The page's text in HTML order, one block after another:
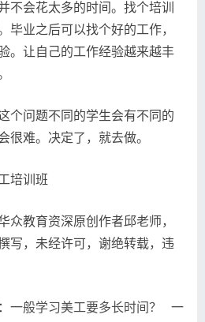
不会花太多的时间。找个培训
毕业之后可以找个好的工作，
。让自己的工作经验越来越丰
个问题不同的学生会有不同的
很难。决定了，就去做。
众教育资深原创作者邱老师，
写，未经许可，谢绝转载，违
一般学习美工要多长时间？
一